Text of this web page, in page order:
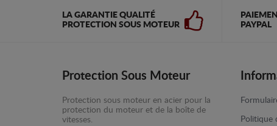
LA GARANTIE QUALITÉ
PROTECTION SOUS MOTEUR
PAYPAL
Protection Sous Moteur
Protection sous moteur en acier pour la
protection du moteur et de la boîte de
vitesses.
Politique